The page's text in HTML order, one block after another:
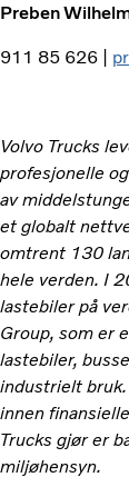
Preben
911 85 626 |
Volvo Trucks
profesjonelle
av
et globalt
omtrent 130
hele verden. I
lastebiler på
Group, som er
lastebiler,
industrielt
innen
Trucks gjør er
miljøhensyn.